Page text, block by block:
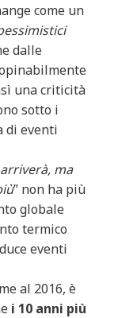
come un
dalle
una criticità
sotto i
di eventi
ma
” non ha più
globale
termico
eventi
al 2016, è
i 10 anni più